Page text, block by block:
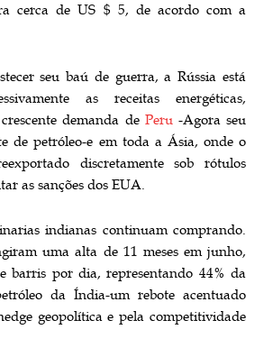
cerca de US $ 5, de acordo com a
seu baú de guerra, a Rússia está
as receitas energéticas,
demanda de Peru-Agora seu
de petróleo-e em toda a Ásia, onde o
discretamente sob rótulos
as sanções dos EUA.
indianas continuam comprando.
uma alta de 11 meses em junho,
barris por dia, representando 44% da
da Índia-um rebote acentuado
geopolítica e pela competitividade